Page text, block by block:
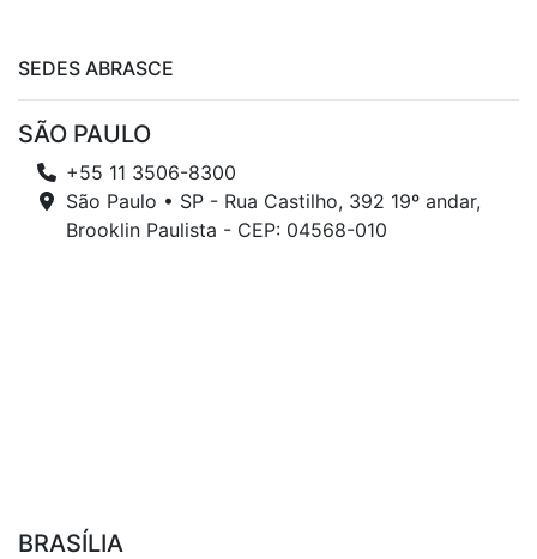
SEDES ABRASCE
SÃO PAULO
+55 11 3506-8300
São Paulo • SP - Rua Castilho, 392 19º andar,
Brooklin Paulista - CEP: 04568-010
BRASÍLIA